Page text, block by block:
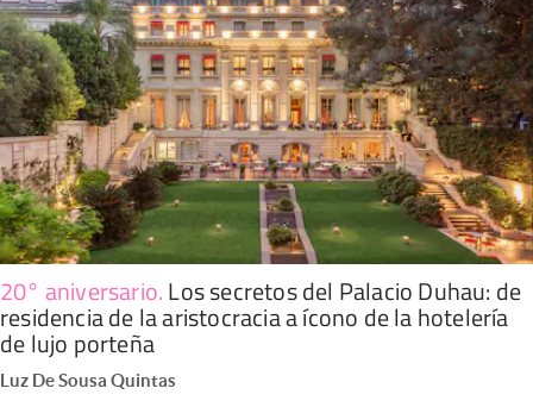
20° aniversario.Los secretos del Palacio Duhau: de
residencia de la aristocracia a ícono de la hotelería
de lujo porteña
Luz De Sousa Quintas